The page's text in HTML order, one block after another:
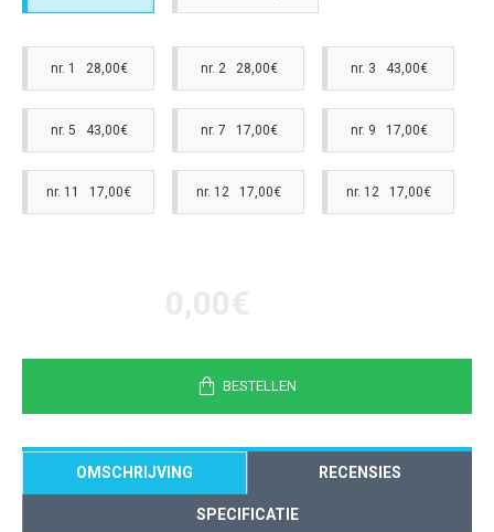
nr. 1 28,00€ nr. 2 28,00€ nr. 3 43,00€
nr. 5 43,00€ nr. 7 17,00€ nr. 9 17,00€
nr. 11 17,00€ nr. 12 17,00€ nr. 12 17,00€
BESTELLEN
OMSCHRIJVING RECENSIES
SPECIFICATIE